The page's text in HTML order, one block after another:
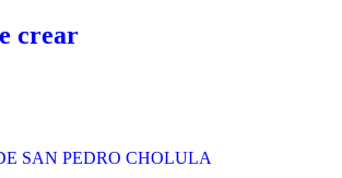
crear
SAN PEDRO CHOLULA